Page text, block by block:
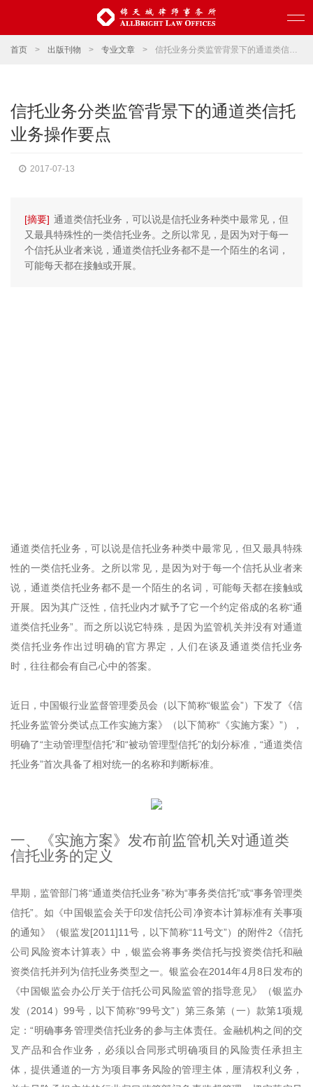
首页 > 出版刊物 > 专业文章 > 信托业务分类监管背景下的通道类信托业务操作要点
信托业务分类监管背景下的通道类信托
业务操作要点
2017-07-13
[摘要] 通道类信托业务，可以说是信托业务种类中最常见，但
又最具特殊性的一类信托业务。之所以常见，是因为对于每一
个信托从业者来说，通道类信托业务都不是一个陌生的名词，
可能每天都在接触或开展。
通道类信托业务，可以说是信托业务种类中最常见，但又最具特殊
性的一类信托业务。之所以常见，是因为对于每一个信托从业者来
说，通道类信托业务都不是一个陌生的名词，可能每天都在接触或
开展。因为其广泛性，信托业内才赋予了它一个约定俗成的名称“通
道类信托业务”。而之所以说它特殊，是因为监管机关并没有对通道
类信托业务作出过明确的官方界定，人们在谈及通道类信托业务
时，往往都会有自己心中的答案。
近日，中国银行业监督管理委员会（以下简称“银监会”）下发了《信
托业务监管分类试点工作实施方案》（以下简称“《实施方案》”），
明确了“主动管理型信托”和“被动管理型信托”的划分标准，“通道类信
托业务”首次具备了相对统一的名称和判断标准。
一、《实施方案》发布前监管机关对通道类
信托业务的定义
早期，监管部门将“通道类信托业务”称为“事务类信托”或“事务管理类
信托”。如《中国银监会关于印发信托公司净资本计算标准有关事项
的通知》（银监发[2011]11号，以下简称“11号文”）的附件2《信托
公司风险资本计算表》中，银监会将事务类信托与投资类信托和融
资类信托并列为信托业务类型之一。银监会在2014年4月8日发布的
《中国银监会办公厅关于信托公司风险监管的指导意见》（银监办
发（2014）99号，以下简称“99号文”）第三条第（一）款第1项规
定：“明确事务管理类信托业务的参与主体责任。金融机构之间的交
叉产品和合作业务，必须以合同形式明确项目的风险责任承担主
体，提供通道的一方为项目事务风险的管理主体，厘清权利义务，